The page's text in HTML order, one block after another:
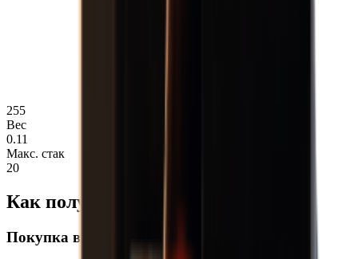
255
Вес
0.11
Макс. стак
20
Как получить Лампочка
Покупка в магазине